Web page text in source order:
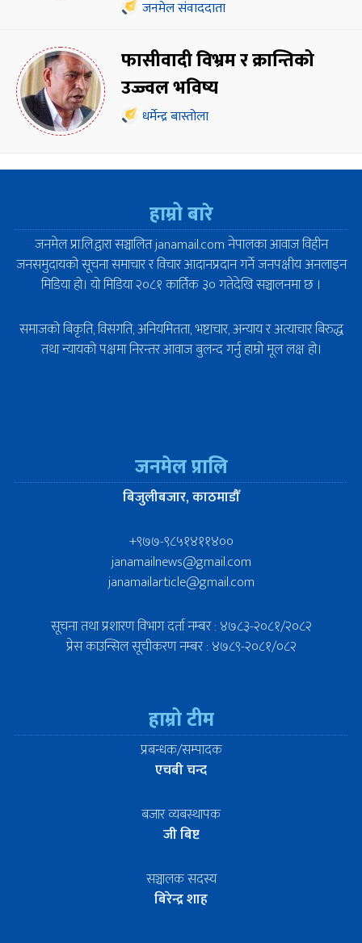
जनमेल संवाददाता
फासीवादी विभ्रम र क्रान्तिको
उज्ज्वल भविष्य
धर्मेन्द्र बास्तोला
हाम्रो बारे
जनमेल प्रा.लि.द्वारा सञ्चालित janamail.com नेपालका आवाज विहीन
जनसमुदायको सूचना समाचार र विचार आदानप्रदान गर्ने जनपक्षीय अनलाइन
मिडिया हो। यो मिडिया २०८१ कार्तिक ३० गतेदेखि सञ्चालनमा छ ।
समाजको बिकृति, विसंगति, अनियमितता, भष्टाचार, अन्याय र अत्याचार बिरुद्ध
तथा न्यायको पक्षमा निरन्तर आवाज बुलन्द गर्नु हाम्रो मूल लक्ष हो।
जनमेल प्रालि
बिजुलीबजार, काठमाडौँ
+९७७-९८५१४११४००
janamailnews@gmail.com
janamailarticle@gmail.com
सूचना तथा प्रशारण विभाग दर्ता नम्बर : ४७८३-२०८१/२०८२
प्रेस काउन्सिल सूचीकरण नम्बर : ४७८९-२०८१/०८२
हाम्रो टीम
प्रबन्धक/सम्पादक
एचबी चन्द
बजार व्यबस्थापक
जी बिष्ट
सञ्चालक सदस्य
बिरेन्द्र शाह